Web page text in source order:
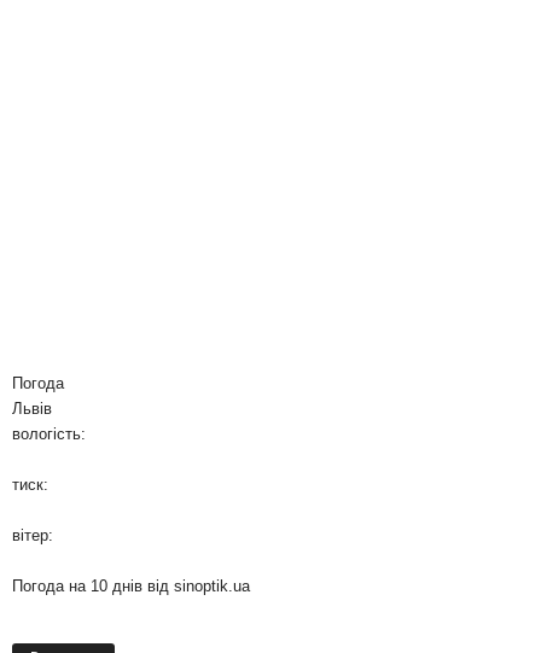
Погода
Львів
вологість:
тиск:
вітер:
Погода на 10 днів від sinoptik.ua